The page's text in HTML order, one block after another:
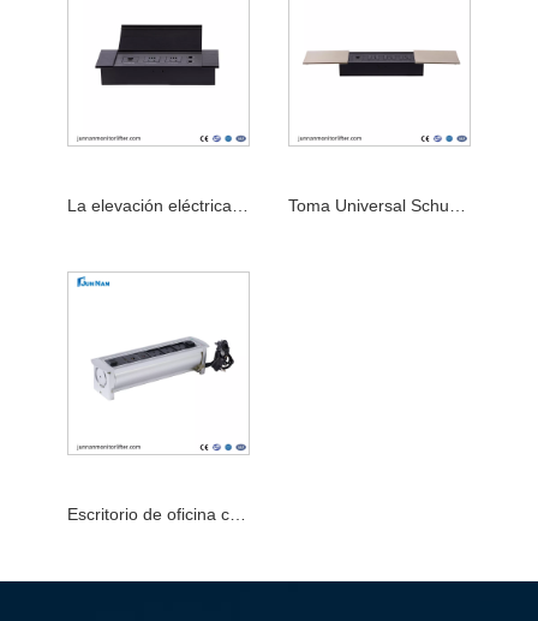
La elevación eléctrica surge el zócalo de poder universal inalámbrico USB del zócalo de escritorio Toma Universal Schuko Motorizada Pop Up para Mesa de Cocina
Escritorio de oficina con enchufe de escritorio emergente integrado